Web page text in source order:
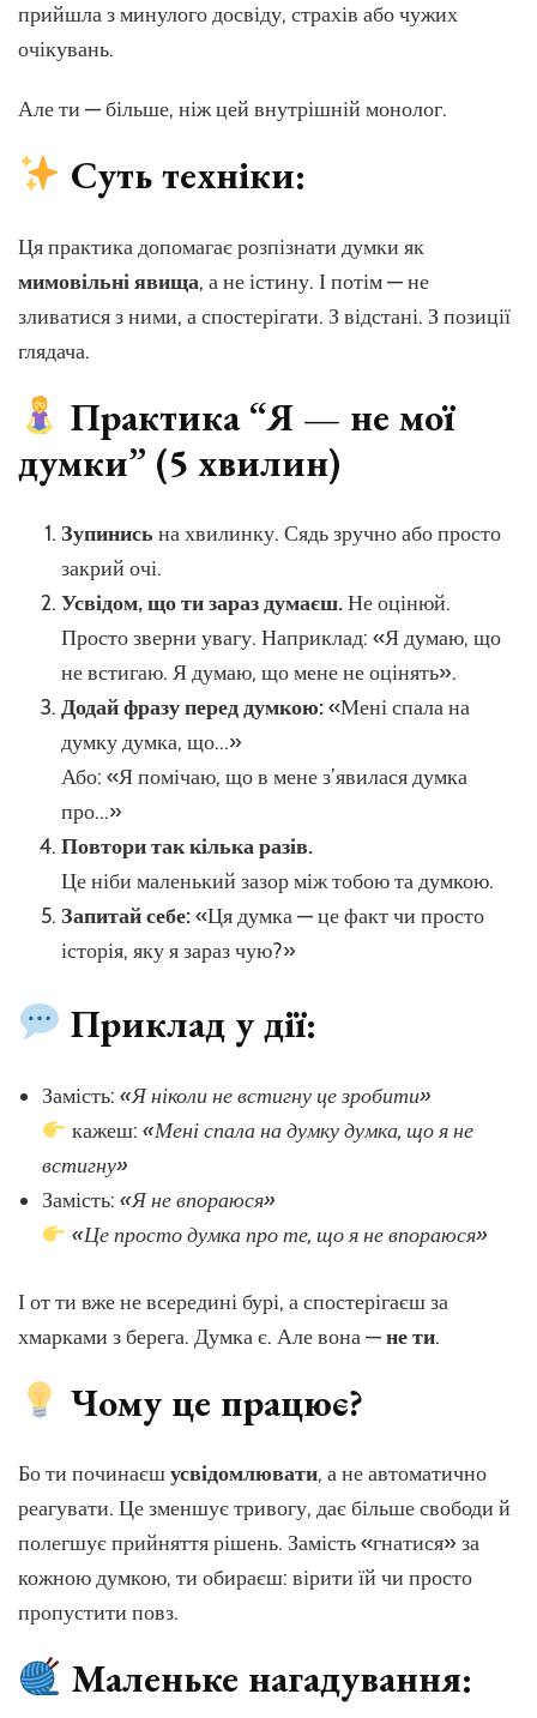
прийшла з минулого досвіду, страхів або чужих
очікувань.
Але ти — більше, ніж цей внутрішній монолог.
Суть техніки:
Ця практика допомагає розпізнати думки як
мимовільні явища, а не істину. І потім — не
зливатися з ними, а спостерігати. З відстані. З позиції
глядача.
Практика “Я — не мої
думки” (5 хвилин)
Зупинись на хвилинку. Сядь зручно або просто
закрий очі.
Усвідом, що ти зараз думаєш.Не оцінюй.
Просто зверни увагу. Наприклад: «Я думаю, що
не встигаю. Я думаю, що мене не оцінять».
Додай фразу перед думкою:«Мені спала на
думку думка, що…»
Або: «Я помічаю, що в мене з’явилася думка
про…»
Повтори так кілька разів.
Це ніби маленький зазор між тобою та думкою.
Запитай себе:«Ця думка — це факт чи просто
історія, яку я зараз чую?»
Приклад у дії:
Замість: «Я ніколи не встигну це зробити»
кажеш: «Мені спала на думку думка, що я не
встигну»
Замість: «Я не впораюся»
«Це просто думка про те, що я не впораюся»
І от ти вже не всередині бурі, а спостерігаєш за
хмарками з берега. Думка є. Але вона —не ти.
Чому це працює?
Бо ти починаєшусвідомлювати, а не автоматично
реагувати. Це зменшує тривогу, дає більше свободи й
полегшує прийняття рішень. Замість «гнатися» за
кожною думкою, ти обираєш: вірити їй чи просто
пропустити повз.
Маленьке нагадування: